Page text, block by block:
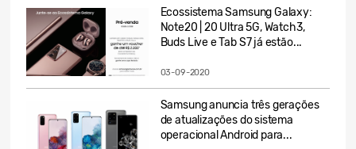
Ecossistema Samsung Galaxy:
Note20 | 20 Ultra 5G, Watch3,
Buds Live e Tab S7 já estão...
03-09-2020
Samsung anuncia três gerações
de atualizações do sistema
operacional Android para...